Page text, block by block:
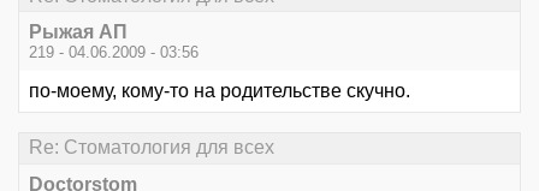
Рыжая АП
219 - 04.06.2009 - 03:56
по-моему, кому-то на родительстве скучно.
Re: Стоматология для всех
Doctorstom